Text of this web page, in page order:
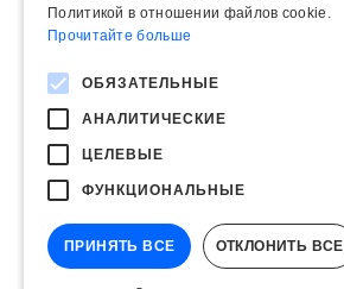
Политикой в ​​отношении файлов cookie.
Прочитайте больше
ОБЯЗАТЕЛЬНЫЕ
АНАЛИТИЧЕСКИЕ
ЦЕЛЕВЫЕ
ФУНКЦИОНАЛЬНЫЕ
ПРИНЯТЬ ВСЕ ОТКЛОНИТЬ ВСЕ